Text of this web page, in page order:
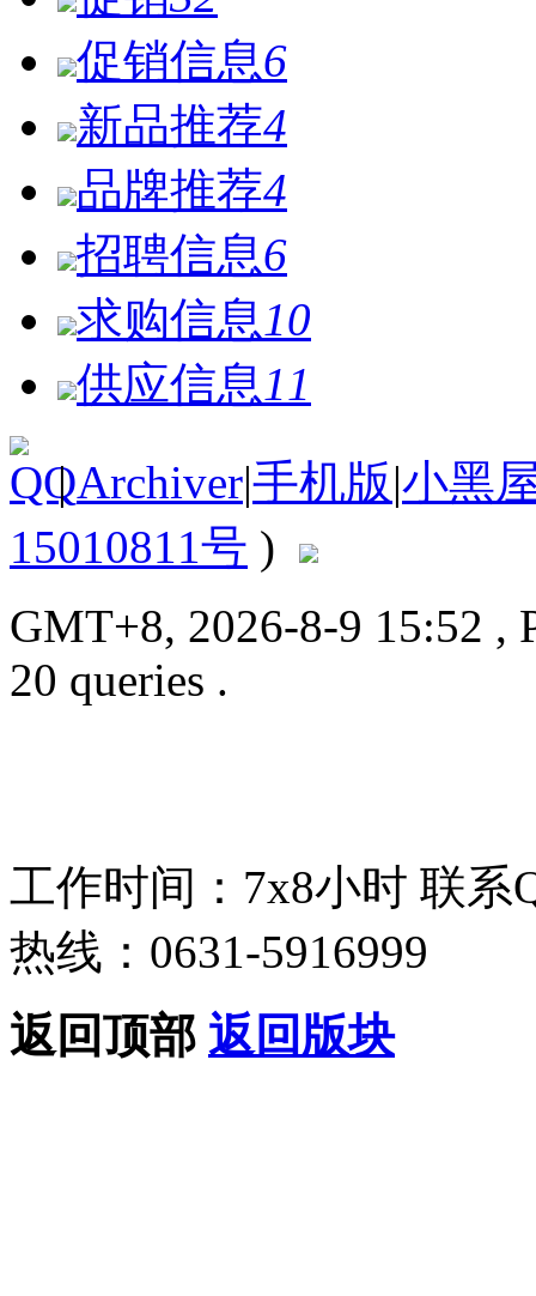
促销信息6
新品推荐4
品牌推荐4
招聘信息6
求购信息 10
供应信息 11
| Archiver|手机版|小黑
15010811号 )
GMT+8, 2026-8-9 15:52 ,
20 queries .
工作时间：7x8小时 联系
热线：0631-5916999
返回顶部 返回版块